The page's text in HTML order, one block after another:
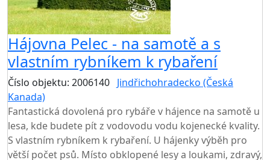
Hájovna Pelec - na samotě a s
vlastním rybníkem k rybaření
Číslo objektu: 2006140 Jindřichohradecko (Česká
Kanada)
Fantastická dovolená pro rybáře v hájence na samotě u
lesa, kde budete pít z vodovodu vodu kojenecké kvality.
S vlastním rybníkem k rybaření. U hájenky výběh pro
větší počet psů. Místo obklopené lesy a loukami, zdravý,